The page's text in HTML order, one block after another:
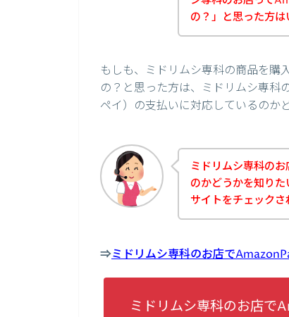
の？」と思った方は
もしも、ミドリムシ専科の商品を購
の？と思った方は、ミドリムシ専科
ペイ）の支払いに対応しているのか
ミドリムシ専科の
のかどうかを知り
サイトをチェック
⇒ミドリムシ専科のお店で
ミドリムシ専科のお店で